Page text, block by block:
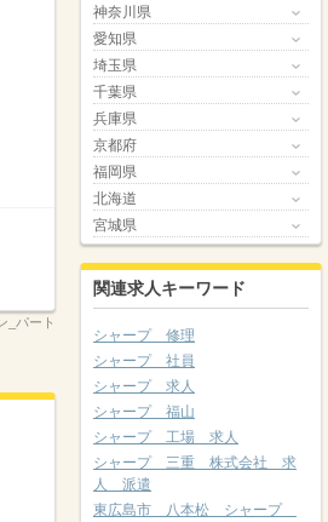
_パート
神奈川県
愛知県
埼玉県
千葉県
兵庫県
京都府
福岡県
北海道
宮城県
関連求人キーワード
シャープ 修理
シャープ 社員
シャープ 求人
シャープ 福山
シャープ 工場 求人
シャープ 三重 株式会社 求
人 派遣
東広島市 八本松 シャープ